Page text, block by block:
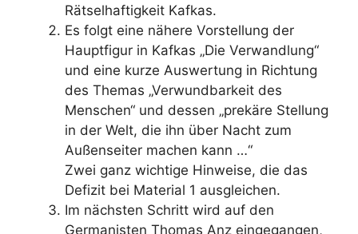
Rätselhaftigkeit Kafkas.
Es folgt eine nähere Vorstellung der
Hauptfigur in Kafkas „Die Verwandlung“
und eine kurze Auswertung in Richtung
des Themas „Verwundbarkeit des
Menschen“ und dessen „prekäre Stellung
in der Welt, die ihn über Nacht zum
Außenseiter machen kann …“
Zwei ganz wichtige Hinweise, die das
Defizit bei Material 1 ausgleichen.
Im nächsten Schritt wird auf den
Germanisten Thomas Anz eingegangen,